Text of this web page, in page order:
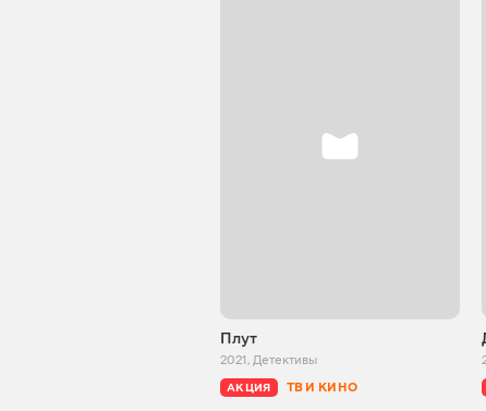
Плут
2021, Детективы
АКЦИЯ ТВ И КИНО